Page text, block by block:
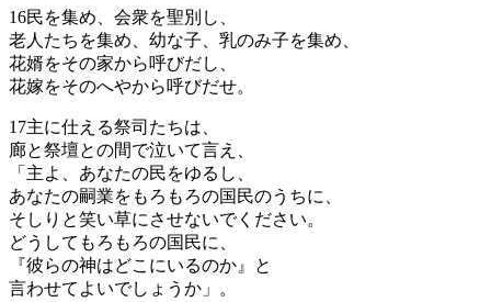
16民を集め、会衆を聖別し、
老人たちを集め、幼な子、乳のみ子を集め、
花婿をその家から呼びだし、
花嫁をそのへやから呼びだせ。
17主に仕える祭司たちは、
廊と祭壇との間で泣いて言え、
「主よ、あなたの民をゆるし、
あなたの嗣業をもろもろの国民のうちに、
そしりと笑い草にさせないでください。
どうしてもろもろの国民に、
『彼らの神はどこにいるのか』と
言わせてよいでしょうか」。